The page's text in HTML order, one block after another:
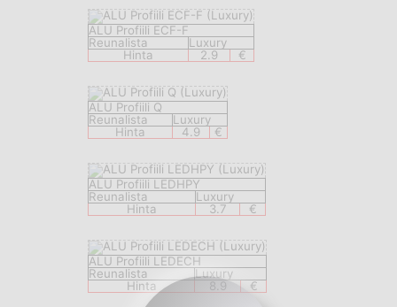
ALU Profiili ECF-F
Reunalista
Luxury
Hinta
2.9 €
ALU Profiili Q
Reunalista
Luxury
Hinta
4.9 €
ALU Profiili LEDHPY
Reunalista
Luxury
Hinta
3.7 €
ALU Profiili LEDECH
Reunalista
Luxury
Hinta
8.9 €